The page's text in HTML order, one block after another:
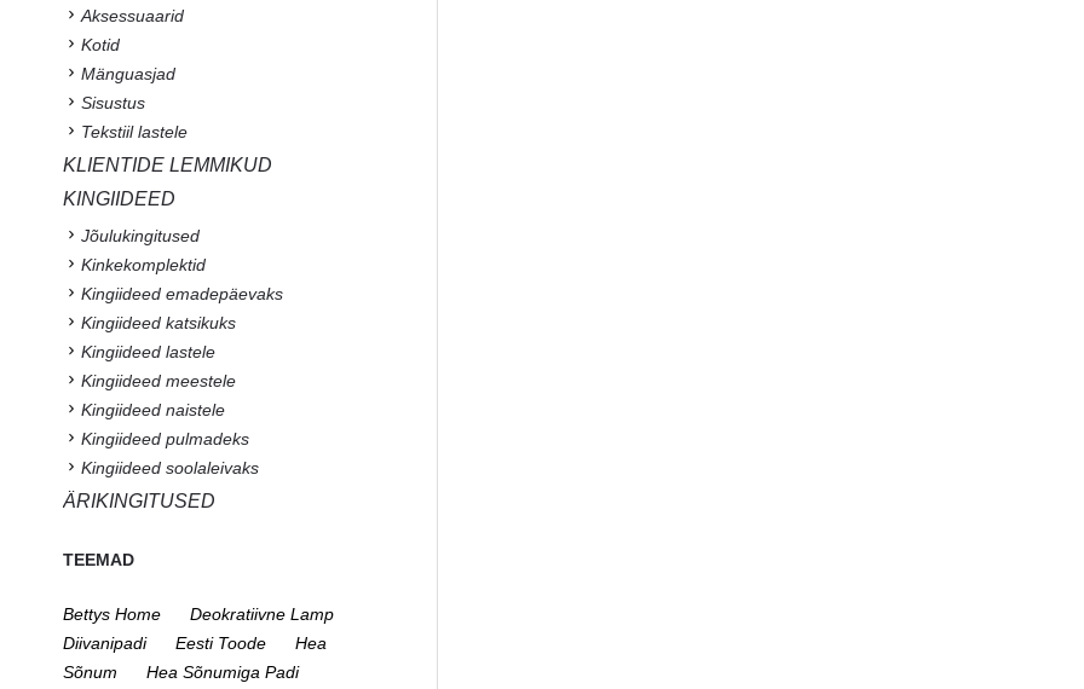
Aksessuaarid
Kotid
Mänguasjad
Sisustus
Tekstiil lastele
KLIENTIDE LEMMIKUD
KINGIIDEED
Jõulukingitused
Kinkekomplektid
Kingiideed emadepäevaks
Kingiideed katsikuks
Kingiideed lastele
Kingiideed meestele
Kingiideed naistele
Kingiideed pulmadeks
Kingiideed soolaleivaks
ÄRIKINGITUSED
TEEMAD
Bettys Home
Deokratiivne Lamp
Diivanipadi
Eesti Toode
Hea
Sõnum
Hea Sõnumiga Padi